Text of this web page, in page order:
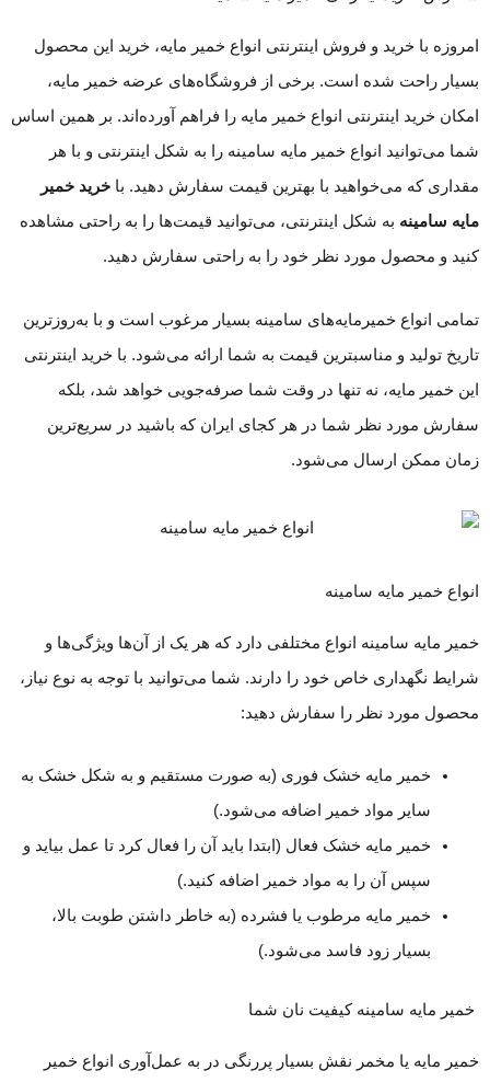
امروزه با خرید و فروش اینترنتی انواع خمیر مایه، خرید این محصول
بسیار راحت شده است. برخی از فروشگاه‌های عرضه خمیر مایه،
امکان خرید اینترنتی انواع خمیر مایه را فراهم آورده‌اند. بر همین اساس
شما می‌توانید انواع خمیر مایه سامینه را به شکل اینترنتی و با هر
مقداری که می‌خواهید با بهترین قیمت سفارش دهید. با خرید خمیر
مایه سامینه به شکل اینترنتی، می‌توانید قیمت‌ها را به راحتی مشاهده
کنید و محصول مورد نظر خود را به راحتی سفارش دهید.
تمامی انواع خمیرمایه‌های سامینه بسیار مرغوب است و با به‌روزترین
تاریخ تولید و مناسبترین قیمت به شما ارائه می‌شود. با خرید اینترنتی
این خمیر مایه، نه تنها در وقت شما صرفه‌جویی خواهد شد، بلکه
سفارش مورد نظر شما در هر کجای ایران که باشید در سریع‌ترین
زمان ممکن ارسال می‌شود.
انواع خمیر مایه سامینه
خمیر مایه سامینه انواع مختلفی دارد که هر یک از آن‌ها ویژگی‌ها و
شرایط نگهداری خاص خود را دارند. شما می‌توانید با توجه به نوع نیاز،
محصول مورد نظر را سفارش دهید:
خمیر مایه خشک فوری (به صورت مستقیم و به شکل خشک به
سایر مواد خمیر اضافه می‌شود.)
خمیر مایه خشک فعال (ابتدا باید آن را فعال کرد تا عمل بیاید و
سپس آن را به مواد خمیر اضافه کنید.)
خمیر مایه مرطوب یا فشرده (به خاطر داشتن طوبت بالا،
بسیار زود فاسد می‌شود.)
خمیر مایه سامینه کیفیت نان شما
خمیر مایه یا مخمر نقش بسیار پررنگی در به عمل‌آوری انواع خمیر